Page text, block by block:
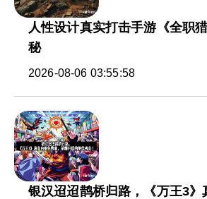
人性设计真实打击手游《全职
秘
2026-08-06 03:55:58
银汉迢迢鹊桥归路，《万王3》